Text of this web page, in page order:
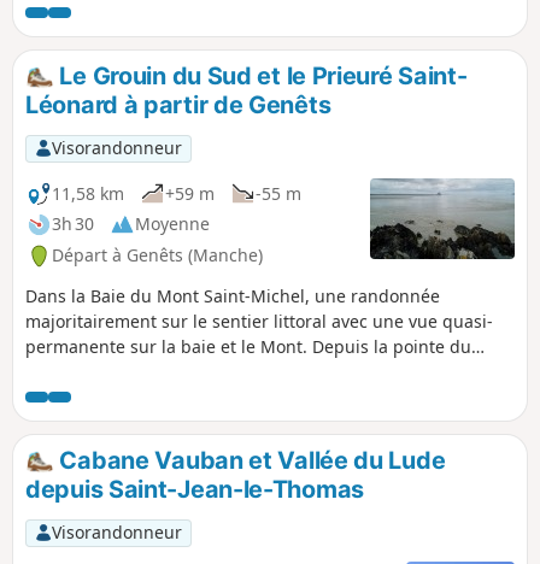
saveur salé à l'herbe, nourriture
essentielle des moutons ! En plus, après
la traversée de la charmante bourgade
de Val-Saint-Père, l'œil est rempli par la
majesté du Mont-Saint-Michel qui se
dresse à l'Ouest entre la Pointe du
Grouin du Sud, à droite, et la Pointe de
Roche Torin, à gauche.
Le Grouin du Sud et le Prieuré Saint-
Léonard à partir de Genêts
Visorandonneur
11,58 km
+59 m
-55 m
3h 30
Moyenne
Départ à Genêts (Manche)
Dans la Baie du Mont Saint-Michel, une randonnée
majoritairement sur le sentier littoral avec une vue quasi-
permanente sur la baie et le Mont. Depuis la pointe du
superbe. Une boucle dans les terres permet de visiter la
belle et émouvante chapelle romane du Prieuré Saint-
Léonard.
Cabane Vauban et Vallée du Lude
depuis Saint-Jean-le-Thomas
Visorandonneur